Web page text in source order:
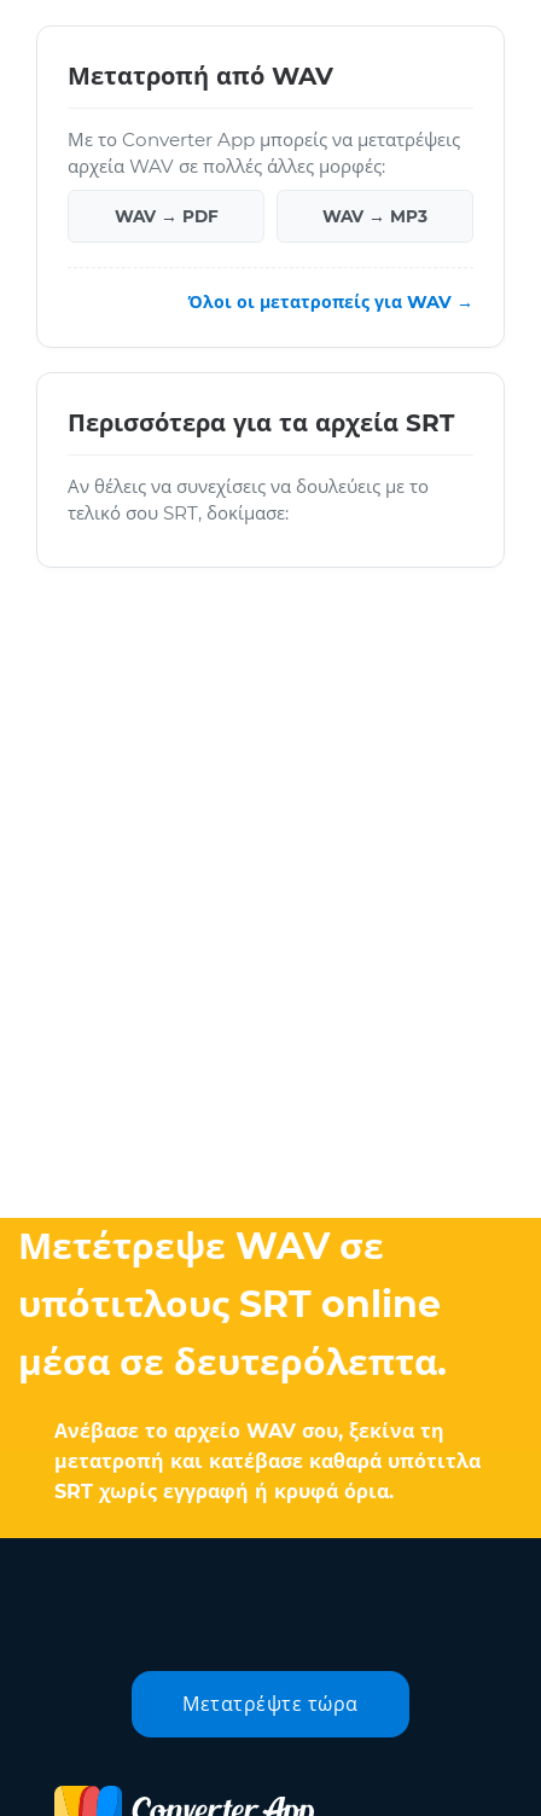
Μετατροπή από WAV
Με το Converter App μπορείς να μετατρέψεις
αρχεία WAV σε πολλές άλλες μορφές:
WAV → PDF WAV → MP3
Όλοι οι μετατροπείς για WAV →
Περισσότερα για τα αρχεία SRT
Αν θέλεις να συνεχίσεις να δουλεύεις με το
τελικό σου SRT, δοκίμασε:
Μετέτρεψε WAV σε
υπότιτλους SRT online
μέσα σε δευτερόλεπτα.
Ανέβασε το αρχείο WAV σου, ξεκίνα τη
μετατροπή και κατέβασε καθαρά υπότιτλα
SRT χωρίς εγγραφή ή κρυφά όρια.
Μετατρέψτε τώρα